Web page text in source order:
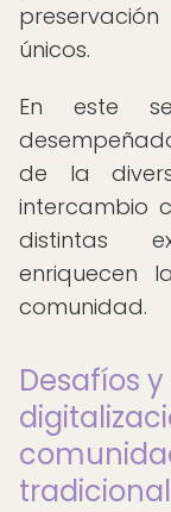
únicos.
En este
de la
intercambio
distintas
enriquecen
comunidad.
Desafíos